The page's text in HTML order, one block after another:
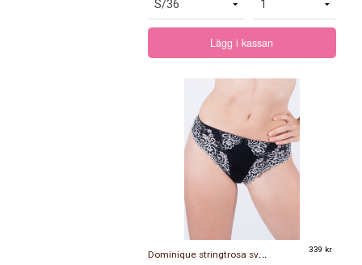
Lägg i kassan
D
ominique stringtrosa svart/silver 339 kr